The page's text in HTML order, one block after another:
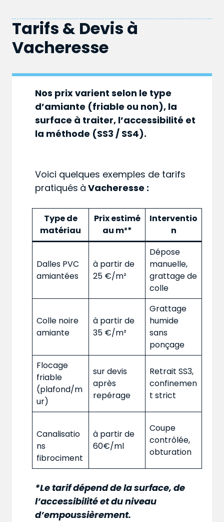
Tarifs & Devis à
Vacheresse
Nos prix varient selon le type
d’amiante (friable ou non), la
surface à traiter, l’accessibilité et
la méthode (SS3 / SS4).
Voici quelques exemples de tarifs
pratiqués à Vacheresse :
Type de
matériau
Prix estimé
au m²*
Interventio
n
Dalles PVC
amiantées
à partir de
25 €/m²
Dépose
manuelle,
grattage de
colle
Colle noire
amiante
à partir de
35 €/m²
Grattage
humide
sans
ponçage
Flocage
friable
(plafond/m
ur)
sur devis
après
repérage
Retrait SS3,
confinemen
t strict
Canalisatio
ns
fibrociment
à partir de
60€/ml
Coupe
contrôlée,
obturation
*Le tarif dépend de la surface, de
l’accessibilité et du niveau
d’empoussièrement.